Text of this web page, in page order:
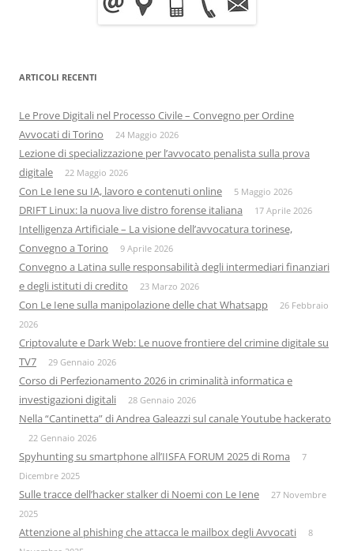
ARTICOLI RECENTI
Le Prove Digitali nel Processo Civile – Convegno per Ordine
Avvocati di Torino
24 Maggio 2026
Lezione di specializzazione per l’avvocato penalista sulla prova
digitale
22 Maggio 2026
Con Le Iene su IA, lavoro e contenuti online 5 Maggio 2026
DRIFT Linux: la nuova live distro forense italiana 17 Aprile 2026
Intelligenza Artificiale – La visione dell’avvocatura torinese,
Convegno a Torino
9 Aprile 2026
Convegno a Latina sulle responsabilità degli intermediari finanziari
e degli istituti di credito
23 Marzo 2026
Con Le Iene sulla manipolazione delle chat Whatsapp
26 Febbraio
2026
Criptovalute e Dark Web: Le nuove frontiere del crimine digitale su
TV7
29 Gennaio 2026
Corso di Perfezionamento 2026 in criminalità informatica e
investigazioni digitali
28 Gennaio 2026
Nella “Cantinetta” di Andrea Galeazzi sul canale Youtube hackerato
22 Gennaio 2026
Spyhunting su smartphone all’IISFA FORUM 2025 di Roma
7
Dicembre 2025
Sulle tracce dell’hacker stalker di Noemi con Le Iene
27 Novembre
2025
Attenzione al phishing che attacca le mailbox degli Avvocati
8